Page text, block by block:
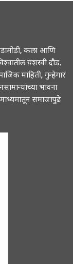
कला आणि
यशस्वी दौड,
माहिती, गुन्हेगार
भावना
समाजापुढे